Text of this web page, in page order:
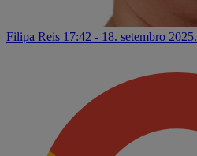
Filipa Reis 17:42 - 18. setembro 2025.